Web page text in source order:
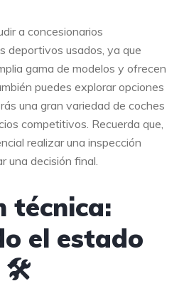
a concesionarios
deportivos usados, ya que
gama de modelos y ofrecen
puedes explorar opciones
una gran variedad de coches
competitivos. Recuerda que,
realizar una inspección
una decisión final.
técnica:
el estado
🛠️